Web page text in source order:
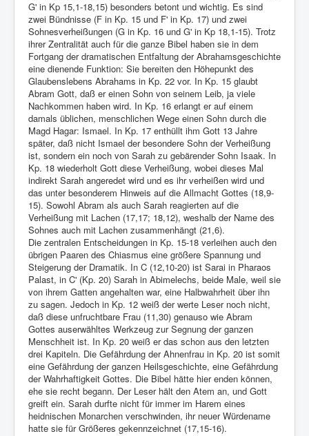
G' in Kp 15,1-18,15) besonders betont und wichtig. Es sind
zwei Bündnisse (F in Kp. 15 und F' in Kp. 17) und zwei
Sohnesverheißungen (G in Kp. 16 und G' in Kp 18,1-15). Trotz
ihrer Zentralität auch für die ganze Bibel haben sie in dem
Fortgang der dramatischen Entfaltung der Abrahamsgeschichte
eine dienende Funktion: Sie bereiten den Höhepunkt des
Glaubenslebens Abrahams in Kp. 22 vor. In Kp. 15 glaubt
Abram Gott, daß er einen Sohn von seinem Leib, ja viele
Nachkommen haben wird. In Kp. 16 erlangt er auf einem
damals üblichen, menschlichen Wege einen Sohn durch die
Magd Hagar: Ismael. In Kp. 17 enthüllt ihm Gott 13 Jahre
später, daß nicht Ismael der besondere Sohn der Verheißung
ist, sondern ein noch von Sarah zu gebärender Sohn Isaak. In
Kp. 18 wiederholt Gott diese Verheißung, wobei dieses Mal
indirekt Sarah angeredet wird und es ihr verheißen wird und
das unter besonderem Hinweis auf die Allmacht Gottes (18,9-
15). Sowohl Abram als auch Sarah reagierten auf die
Verheißung mit Lachen (17,17; 18,12), weshalb der Name des
Sohnes auch mit Lachen zusammenhängt (21,6).
Die zentralen Entscheidungen in Kp. 15-18 verleihen auch den
übrigen Paaren des Chiasmus eine größere Spannung und
Steigerung der Dramatik. In C (12,10-20) ist Sarai in Pharaos
Palast, in C' (Kp. 20) Sarah in Abimelechs, beide Male, weil sie
von ihrem Gatten angehalten war, eine Halbwahrheit über ihn
zu sagen. Jedoch in Kp. 12 weiß der werte Leser noch nicht,
daß diese unfruchtbare Frau (11,30) genauso wie Abram
Gottes auserwähltes Werkzeug zur Segnung der ganzen
Menschheit ist. In Kp. 20 weiß er das schon aus den letzten
drei Kapiteln. Die Gefährdung der Ahnenfrau in Kp. 20 ist somit
eine Gefährdung der ganzen Heilsgeschichte, eine Gefährdung
der Wahrhaftigkeit Gottes. Die Bibel hätte hier enden können,
ehe sie recht begann. Der Leser hält den Atem an, und Gott
greift ein. Sarah durfte nicht für immer im Harem eines
heidnischen Monarchen verschwinden, ihr neuer Würdename
hatte sie für Größeres gekennzeichnet (17,15-16).